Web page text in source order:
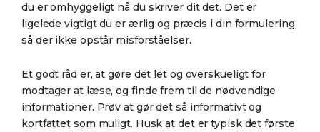
du er omhyggeligt nå du skriver dit det. Det er
ligelede vigtigt du er ærlig og præcis i din formulering,
så der ikke opstår misforståelser.
Et godt råd er, at gøre det let og overskueligt for
modtager at læse, og finde frem til de nødvendige
informationer. Prøv at gør det så informativt og
kortfattet som muligt. Husk at det er typisk det første